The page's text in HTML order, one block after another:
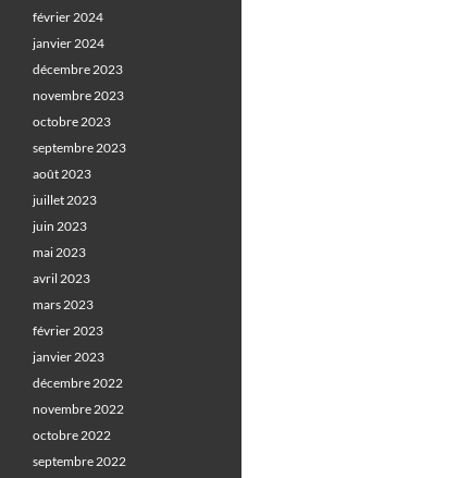
février 2024
janvier 2024
décembre 2023
novembre 2023
octobre 2023
septembre 2023
août 2023
juillet 2023
juin 2023
mai 2023
avril 2023
mars 2023
février 2023
janvier 2023
décembre 2022
novembre 2022
octobre 2022
septembre 2022